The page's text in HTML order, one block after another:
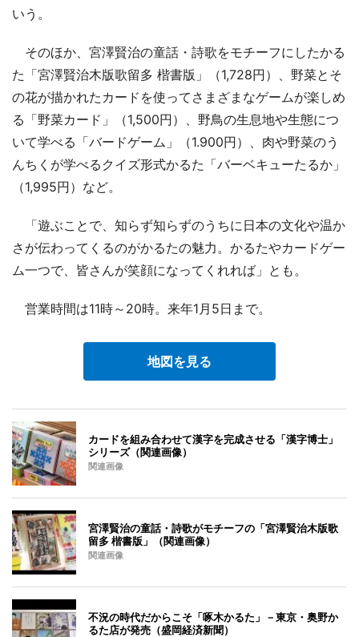
いう。
そのほか、宮澤賢治の童話・詩歌をモチーフにしたかる
た「宮澤賢治木版歌留多 楷書版」（1,728円）、野菜とそ
の花が描かれたカードを使ってさまざまなゲームが楽しめ
る「野菜カード」（1,500円）、野鳥の生息地や生態につ
いて学べる「バードゲーム」（1.900円）、肉や野菜のう
んちくが学べるクイズ形式かるた「バーベキューたるか」
（1,995円）など。
「遊ぶことで、知らず知らずのうちに日本の文化や温か
さが伝わってくるのがかるたの魅力。かるたやカードゲー
ム一つで、皆さんが笑顔になってくれれば」とも。
営業時間は11時～20時。来年1月5日まで。
地図を見る
カードを組み合わせて漢字を完成させる「漢字博士」
シリーズ（関連画像）
関連画像
宮澤賢治の童話・詩歌がモチーフの「宮澤賢治木版歌
留多 楷書版」（関連画像）
関連画像
不況の時代だからこそ「啄木かるた」－東京・奥野か
るた店が発売（盛岡経済新聞）